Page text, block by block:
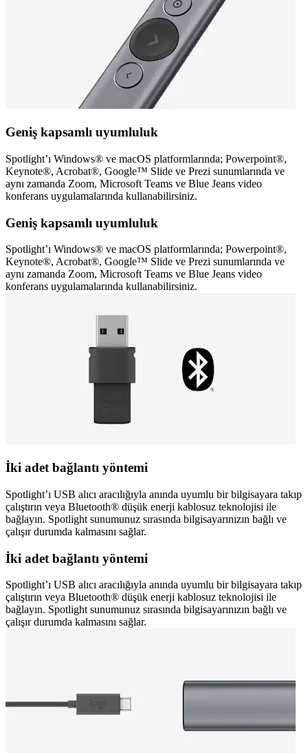
Geniş kapsamlı uyumluluk
Spotlight’ı Windows® ve macOS platformlarında; Powerpoint®,
Keynote®, Acrobat®, Google™ Slide ve Prezi sunumlarında ve
aynı zamanda Zoom, Microsoft Teams ve Blue Jeans video
konferans uygulamalarında kullanabilirsiniz.
Geniş kapsamlı uyumluluk
Spotlight’ı Windows® ve macOS platformlarında; Powerpoint®,
Keynote®, Acrobat®, Google™ Slide ve Prezi sunumlarında ve
aynı zamanda Zoom, Microsoft Teams ve Blue Jeans video
konferans uygulamalarında kullanabilirsiniz.
İki adet bağlantı yöntemi
Spotlight’ı USB alıcı aracılığıyla anında uyumlu bir bilgisayara takıp
çalıştırın veya Bluetooth® düşük enerji kablosuz teknolojisi ile
bağlayın. Spotlight sunumunuz sırasında bilgisayarınızın bağlı ve
çalışır durumda kalmasını sağlar.
İki adet bağlantı yöntemi
Spotlight’ı USB alıcı aracılığıyla anında uyumlu bir bilgisayara takıp
çalıştırın veya Bluetooth® düşük enerji kablosuz teknolojisi ile
bağlayın. Spotlight sunumunuz sırasında bilgisayarınızın bağlı ve
çalışır durumda kalmasını sağlar.